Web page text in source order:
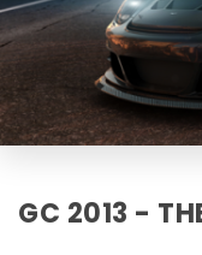
GC 2013 -